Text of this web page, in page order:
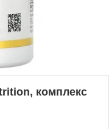
комплекс